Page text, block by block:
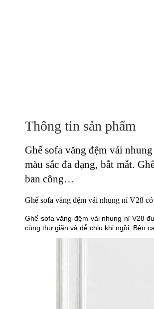
Thông tin sản phẩm
Ghế sofa văng đệm vải
màu sắc đa dạng, bắt mắt.
ban công…
Ghế sofa văng đệm vải nhung nỉ V28
Ghế sofa văng đệm vải nhung nỉ V28
cùng thư giãn và dễ chịu khi ngồi. Bên